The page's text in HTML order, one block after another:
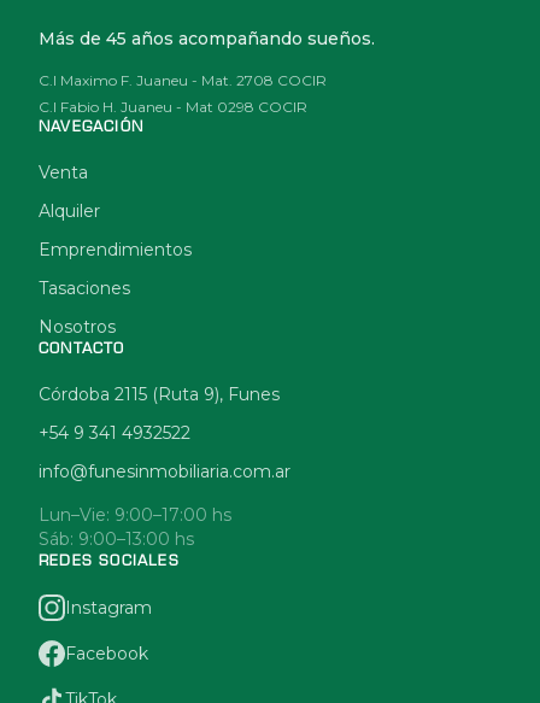
Más de 45 años acompañando sueños.
C.I Maximo F. Juaneu - Mat. 2708 COCIR
C.I Fabio H. Juaneu - Mat 0298 COCIR
NAVEGACIÓN
Venta
Alquiler
Emprendimientos
Tasaciones
Nosotros
CONTACTO
Córdoba 2115 (Ruta 9), Funes
+54 9 341 4932522
info@funesinmobiliaria.com.ar
Lun–Vie: 9:00–17:00 hs
Sáb: 9:00–13:00 hs
REDES SOCIALES
Instagram
Facebook